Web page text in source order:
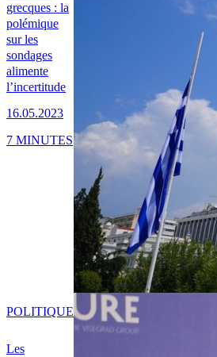
grecques : la
polémique
sur les
sondages
alimente
l’incertitude
16.05.2023
7 MINUTES
Les
POLITIQUE